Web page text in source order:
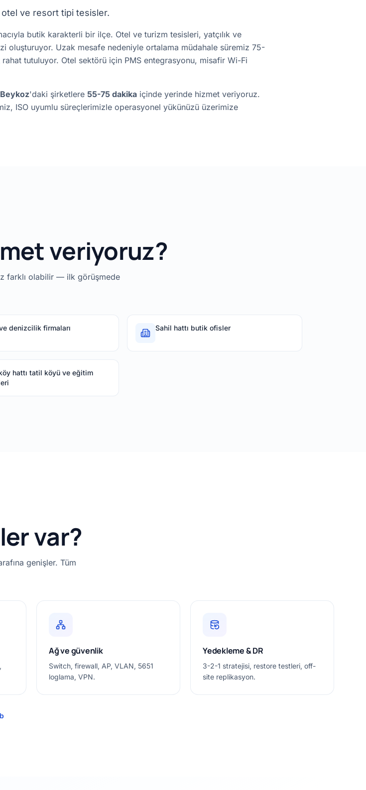
otel ve resort tipi tesisler.
butik karakterli bir ilçe. Otel ve turizm tesisleri, yatçılık ve
oluşturuyor. Uzak mesafe nedeniyle ortalama müdahale süremiz 75-
tutuluyor. Otel sektörü için PMS entegrasyonu, misafir Wi-Fi
Beykoz'daki şirketlere 55-75 dakika içinde yerinde hizmet veriyoruz.
ISO uyumlu süreçlerimizle operasyonel yükünüzü üzerimize
veriyoruz?
farklı olabilir — ilk görüşmede
denizcilik firmaları Sahil hattı butik ofisler
hattı tatil köyü ve eğitim
var?
genişler. Tüm
Ağ ve güvenlik
Switch, firewall, AP, VLAN, 5651
loglama, VPN.
Yedekleme & DR
3-2-1 stratejisi, restore testleri, off-
site replikasyon.